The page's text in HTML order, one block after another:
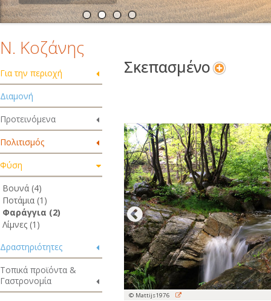
Ν. Κοζάνης
Για την περιοχή
Διαμονή
Προτεινόμενα
Πολιτισμός
Φύση
Βουνά (4)
Ποτάμια (1)
Φαράγγια (2)
Λίμνες (1)
Δραστηριότητες
Τοπικά προϊόντα &
Γαστρονομία
Σκεπασμένο
© Mattijs1976